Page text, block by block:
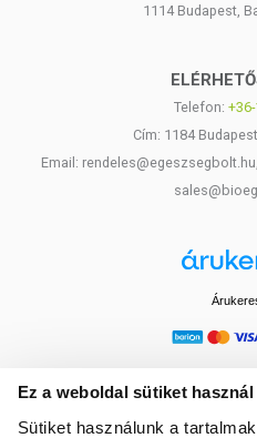
Ez a weboldal sütiket használ
Sütiket használunk a
1114 Budapest,
Telefon:
Cím: 1184
Email: